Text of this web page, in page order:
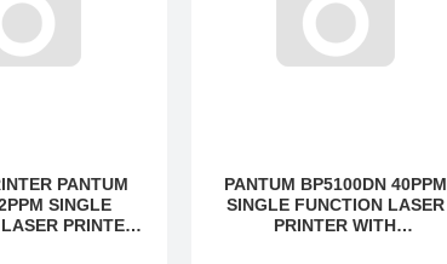
PANTUM
SINGLE
PRINTER
PANTUM BP5100DN 40PPM
SINGLE FUNCTION LASER
PRINTER WITH